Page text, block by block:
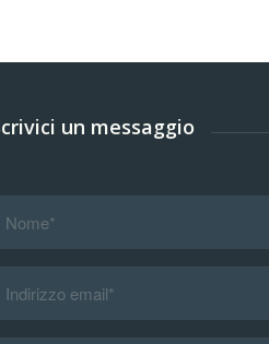
un messaggio